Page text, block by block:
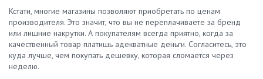
Кстати, многие магазины позволяют приобретать по ценам
производителя. Это значит, что вы не переплачиваете за бренд
или лишние накрутки. А покупателям всегда приятно, когда за
качественный товар платишь адекватные деньги. Согласитесь, это
куда лучше, чем покупать дешевку, которая сломается через
неделю.